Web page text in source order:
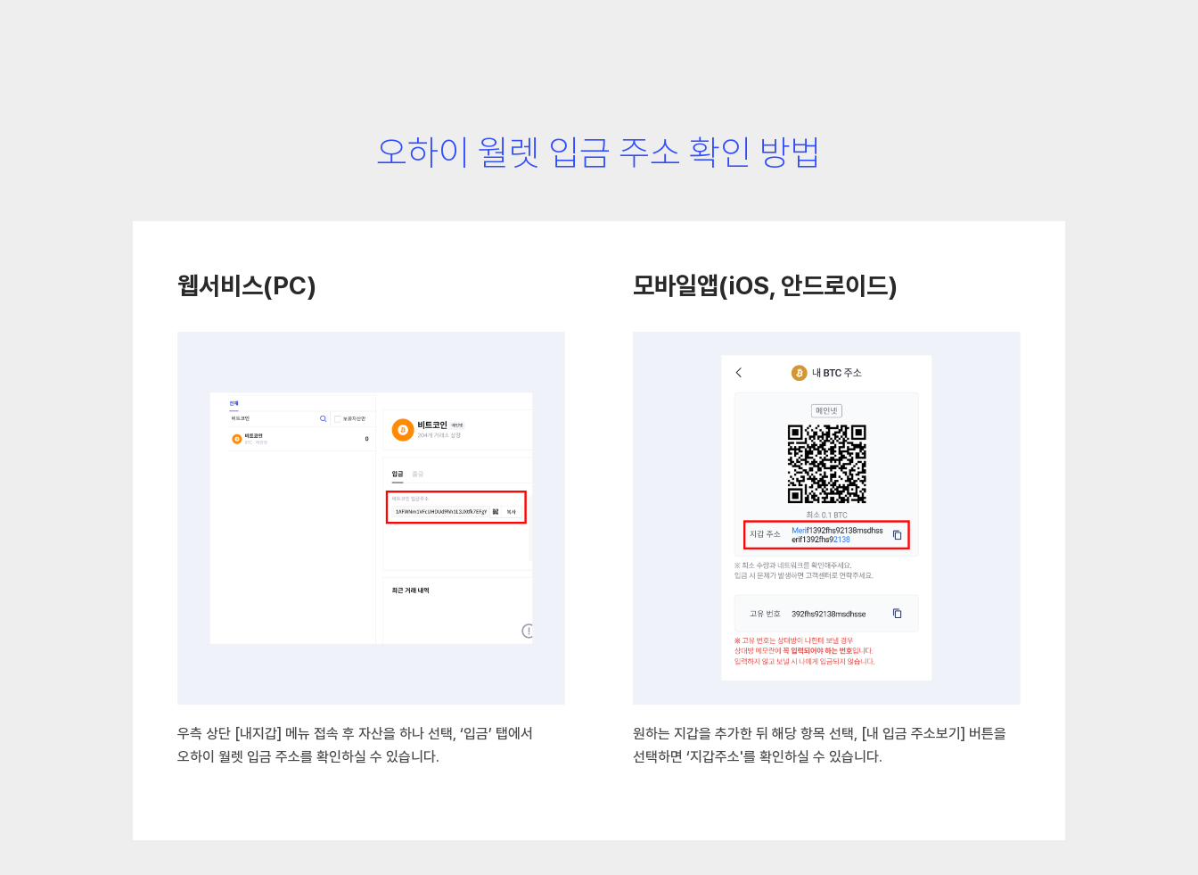
오하이 월렛 입금 주소 확인 방법
웹서비스(PC)
우측 상단 [내지갑] 메뉴 접속 후 자산을 하나 선택, ‘입금’ 탭에서
오하이 월렛 입금 주소를 확인하실 수 있습니다.
모바일앱(iOS, 안드로이드)
원하는 지갑을 추가한 뒤 해당 항목 선택, [내 입금 주소보기] 버튼을
선택하면 ‘지갑주소'를 확인하실 수 있습니다.